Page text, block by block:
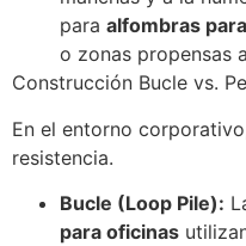
para alfombras
o zonas propensas
Construcción Bucle vs.
En el entorno
resistencia.
Bucle (Loop Pile):
para oficinas